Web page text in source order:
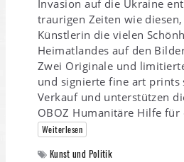
Invasion auf die Ukraine
traurigen Zeiten wie
Künstlerin die vielen
Heimatlandes auf den
Zwei Originale und
und signierte fine art prints
Verkauf und unterstützen
OBOZ Humanitäre Hilfe für
Weiterlesen
Kunst und Politik